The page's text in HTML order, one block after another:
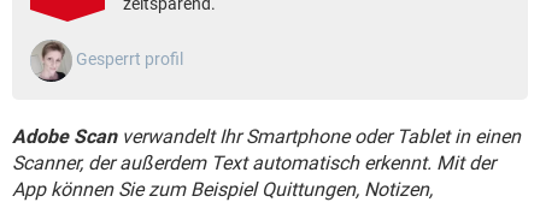
FACEBOOK
Gesperrt profil
Adobe Scanverwandelt Ihr Smartphone oder Tablet in einen
Scanner, der außerdem Text automatisch erkennt. Mit der
App können Sie zum Beispiel Quittungen, Notizen,